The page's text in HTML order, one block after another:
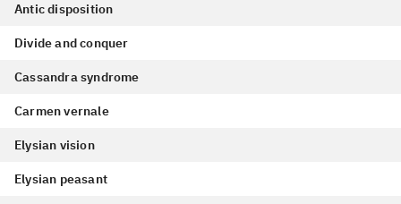
Antic disposition
Divide and conquer
Cassandra syndrome
Carmen vernale
Elysian vision
Elysian peasant